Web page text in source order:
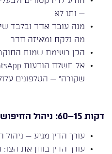
— ותו לא
מנה עובד אחד ובלבד
מה נלקח ומאיזה חדר
הכן רשימת שמות
שקורה” — הטלפונים
דקות 15–60: ניהול החיפוש עם עורך דין
עורך הדין מגיע — ניהול
עורך הדין בוחן את